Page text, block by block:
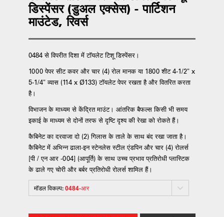
डिस्पेंसर (डुअल एक्सेस) - पार्टिशन
माउंटेड, रिवर्स
0484 से विपरीत दिशा में टॉयलेट टिशू डिस्पेंसर।
1000 पेपर सीट कवर और चार (4) रोल मानक या 1800 शीट 4-1/2" x
5-1/4" व्यास (114 x Ø133) टॉयलेट पेपर रखता है और वितरित करता
है।
विभाजन के माध्यम से केंद्रित माउंट। आंतरिक बैफल्स किसी भी समय
इकाई के माध्यम से दोनों तरफ से दृष्टि दृश्य की रेखा को रोकते हैं।
कैबिनेट का दरवाजा दो (2) गिलास के ताले के साथ बंद रखा जाता है।
कैबिनेट में अभिन्न ढाला-इन स्टेनलेस स्टील एंडपिन और चार (4) रोलर्स
[पी / एन आर -004] (आपूर्ति) के साथ उच्च प्रभाव प्रतिरोधी प्लास्टिक
के ढाले गए चोरी और बर्बर प्रतिरोधी रोलर्स शामिल हैं।
मॉडल विकल्प:0484-आर